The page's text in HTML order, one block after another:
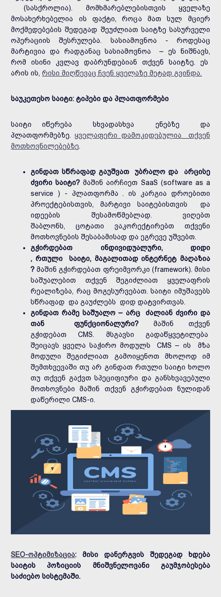
(სასქროლია). მომხმარებლებისთვის ყველაზე
მოსახერხებელია ის ფაქტი, როცა მათ სულ მციერ
მოქმედებების შედეგად შეუძლიათ საიტზე სასურველი
ოპერაციის შესრულება. სასიამოვნოა - როდესაც
მარტივია და რადგანაც სასიამოვნოა – ეს ნიშნავს,
რომ ისინი კვლავ დაბრუნდებიან თქვენ საიტზე. ეს
არის ის,რისი მიღწევაც ჩვენ ყველაზე მეტად გვინდა.
საუკეთესო საიტი: ტიპები და პლათფორმები
საიტი იწერება სხვადასხვა ენებზე და
პლათფორმებზე.ყველაფერი დამოკიდებულია თქვენ
მოთხოვნილებებზე
გინდათ სწრაფად გაუშვათ უბრალო და არცისე
ძვირი საიტი? მაშინ აირჩიეთ SaaS (software as a
service ) - პლათფორმა . ის კარგია დროებითი
პროექტებისთვის, მარტივი საიტებისთვის და
იდეების შესამოწმებლად. ვიღებთ
შაბლონს, ცოტათი ვაკორექტირებთ თქვენი
მოთხოვნების შესაბამისად და ეგრევე უშვებთ.
გჭირდებათ ინდივიდუალური, დიდი
, რთული საიტი, მაგალითად ინტერნეტ მაღაზია
? მაშინ გჭირდებათ ფრეიმვორკი (framework). მისი
საშუალებით თქვენ შეგიძლიათ ყველაფრის
რეალიზება, რაც მოგესურვებათ. საიტი იმუშავებს
სწრაფად და გაუძლებს დიდ დატვირთვას.
გინდათ რამე საშუალო – არც ძალიან ძვირი და
თან ფუნქციონალური? მაშინ თქვენ
გჭიდებათ CMS. მსგავსი გადაწყვეტილება
შეიცავს ყველა საჭირო მოდულს CMS – ის მზა
მოდული შეგიძლიათ გამოიყენოთ მხოლოდ იმ
შემთხვევაში თუ არ გინდათ რთული საიტი ხოლო
თუ თქვენ გაქვთ სპეციფიური და განსხვავებული
მოთხოვნები მაშინ თქვენ გჭირდებათ ნულიდან
დაწერილი CMS-ი.
SEO-ოპტიმიზაცია: მისი დანერგვის შედეგად ხდება
საიტის პოზიციის მნიშვნელოვანი გაუმჯობესება
საძიებო სისტემაში.